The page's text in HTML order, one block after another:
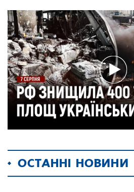
ОСТАННІ НОВИНИ